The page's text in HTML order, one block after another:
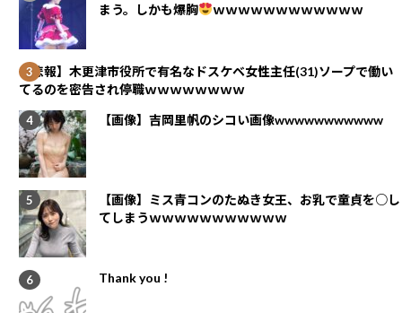
まう。しかも爆胸
ｗｗｗｗｗｗｗｗｗｗｗｗ
【悲報】木更津市役所で有名なドスケベ女性主任(31)ソープで働い
てるのを密告され停職ｗｗｗｗｗｗｗｗ
【画像】吉岡里帆のシコい画像wwwwwwwwwww
【画像】ミス青コンのたぬき女王、お乳で童貞を○し
てしまうｗｗｗｗｗｗｗｗｗｗｗ
Thank you !